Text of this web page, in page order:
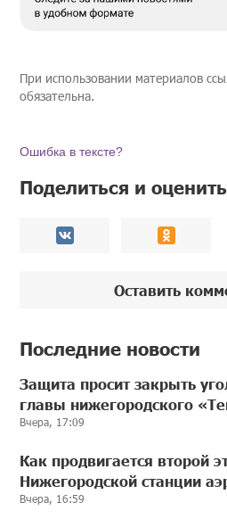
При использовании материалов
обязательна.
Ошибка в тексте?
Поделиться и оценить
Оставить
Последние новости
Защита просит закрыть
главы нижегородского
Вчера, 17:09
Как продвигается второй
Нижегородской станции
Вчера, 16:59